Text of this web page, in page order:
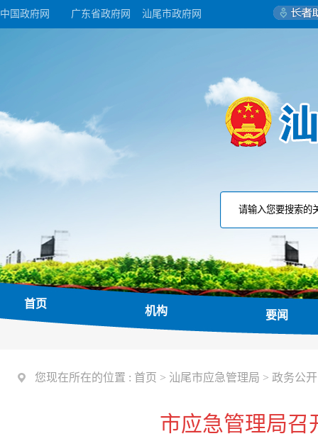
中国政府网 广东省政府网 汕尾市政府网
首页
机构 要闻
您现在所在的位置 : 首页 > 汕尾市应急管理局 > 政务公开
市应急管理局召